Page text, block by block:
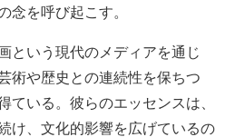
念を呼び起こす。
という現代のメディアを通じ
術や歴史との連続性を保ちつ
ている。彼らのエッセンスは、
け、文化的影響を広げているの